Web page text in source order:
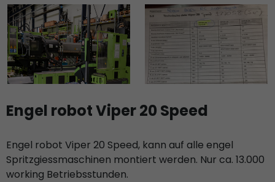
Engel robot Viper 20 Speed
Engel robot Viper 20 Speed, kann auf alle engel
Spritzgiessmaschinen montiert werden. Nur ca. 13.000
working Betriebsstunden.